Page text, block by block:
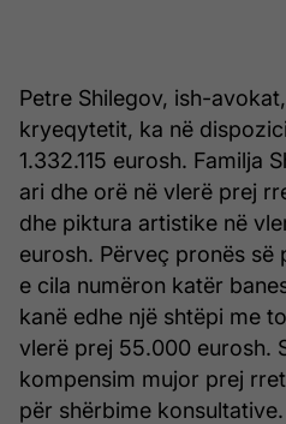
Petre Shilegov, ish-
kryeqytetit, ka në
1.332.115 eurosh. Familja
ari dhe orë në vlerë prej
dhe piktura artistike në
eurosh. Përveç pronës së
e cila numëron katër
kanë edhe një shtëpi me
vlerë prej 55.000 eurosh.
kompensim mujor prej
për shërbime konsultative.